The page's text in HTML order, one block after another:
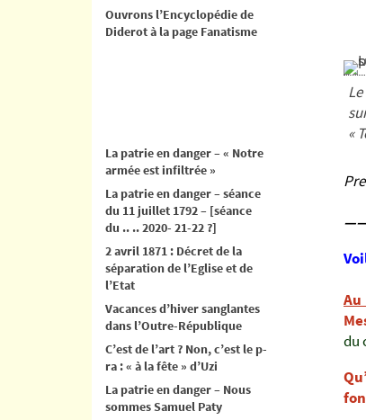
«
du
Ouvrons l’Encyclopédie de
Diderot à la page Fanatisme
La patrie en danger – « Notre
armée est infiltrée »
La patrie en danger – séance
du 11 juillet 1792 – [séance
du .. .. 2020- 21-22 ?]
2 avril 1871 : Décret de la
séparation de l’Eglise et de
l’Etat
Vacances d’hiver sanglantes
dans l’Outre-République
C’est de l’art ? Non, c’est le p-
ra : « à la fête » d’Uzi
La patrie en danger – Nous
sommes Samuel Paty